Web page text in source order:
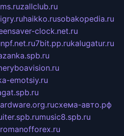
zallclub.ru
haikko.rusobakopedia.ru
clock.net.ru
npf.net.ru7bit.pp.rukalugatur.ru
emotsiy.ru
схема-авто.рф
music8.spb.ru
romanofforex.ru